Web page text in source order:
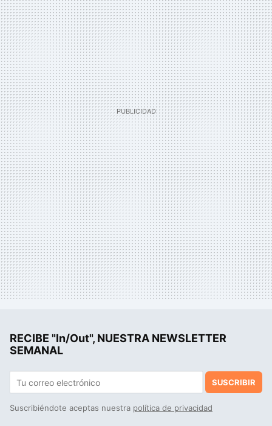
RECIBE "In/Out", NUESTRA NEWSLETTER
SEMANAL
SUSCRIBIR
Suscribiéndote aceptas nuestra política de privacidad